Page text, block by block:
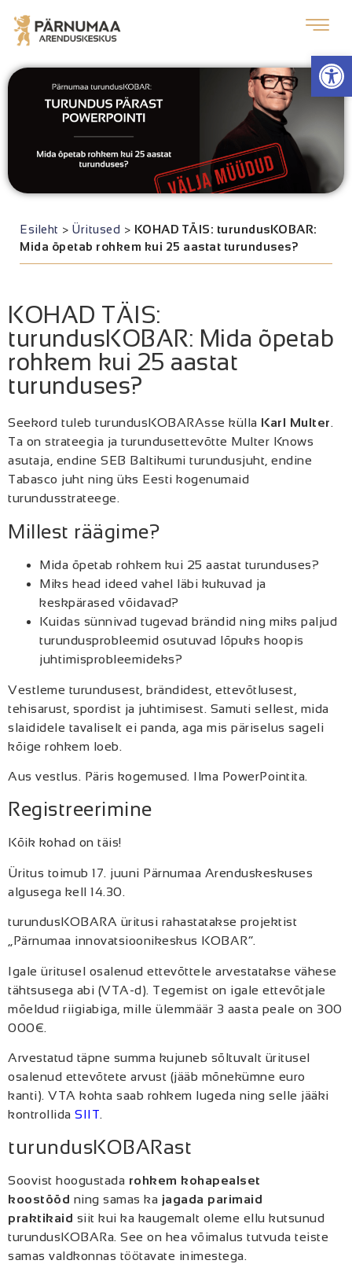
Esileht > Üritused > KOHAD TÄIS: turundusKOBAR:
Mida õpetab rohkem kui 25 aastat turunduses?
KOHAD TÄIS:
turundusKOBAR: Mida õpetab
rohkem kui 25 aastat
turunduses?
Seekord tuleb turundusKOBARAsse külla Karl Multer.
Ta on strateegia ja turundusettevõtte Multer Knows
asutaja, endine SEB Baltikumi turundusjuht, endine
Tabasco juht ning üks Eesti kogenumaid
turundusstrateege.
Millest räägime?
Mida õpetab rohkem kui 25 aastat turunduses?
Miks head ideed vahel läbi kukuvad ja
keskpärased võidavad?
Kuidas sünnivad tugevad brändid ning miks paljud
turundusprobleemid osutuvad lõpuks hoopis
juhtimisprobleemideks?
Vestleme turundusest, brändidest, ettevõtlusest,
tehisarust, spordist ja juhtimisest. Samuti sellest, mida
slaididele tavaliselt ei panda, aga mis päriselus sageli
kõige rohkem loeb.
Aus vestlus. Päris kogemused. Ilma PowerPointita.
Registreerimine
Kõik kohad on täis!
Üritus toimub 17. juuni Pärnumaa Arenduskeskuses
algusega kell 14.30.
turundusKOBARA üritusi rahastatakse projektist
„Pärnumaa innovatsioonikeskus KOBAR”.
Igale üritusel osalenud ettevõttele arvestatakse vähese
tähtsusega abi (VTA-d). Tegemist on igale ettevõtjale
mõeldud riigiabiga, mille ülemmäär 3 aasta peale on 300
000€.
Arvestatud täpne summa kujuneb sõltuvalt üritusel
osalenud ettevõtete arvust (jääb mõnekümne euro
kanti). VTA kohta saab rohkem lugeda ning selle jääki
kontrollida SIIT.
turundusKOBARast
Soovist hoogustada rohkem kohapealset
koostööd ning samas ka jagada parimaid
praktikaid siit kui ka kaugemalt oleme ellu kutsunud
turundusKOBARa. See on hea võimalus tutvuda teiste
samas valdkonnas töötavate inimestega.